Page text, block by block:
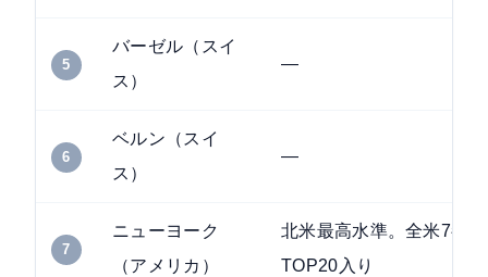
5
バーゼル（スイ
ス）
—
6
ベルン（スイ
ス）
—
7
ニューヨーク
（アメリカ）
北米最高水準。全米7都
TOP20入り